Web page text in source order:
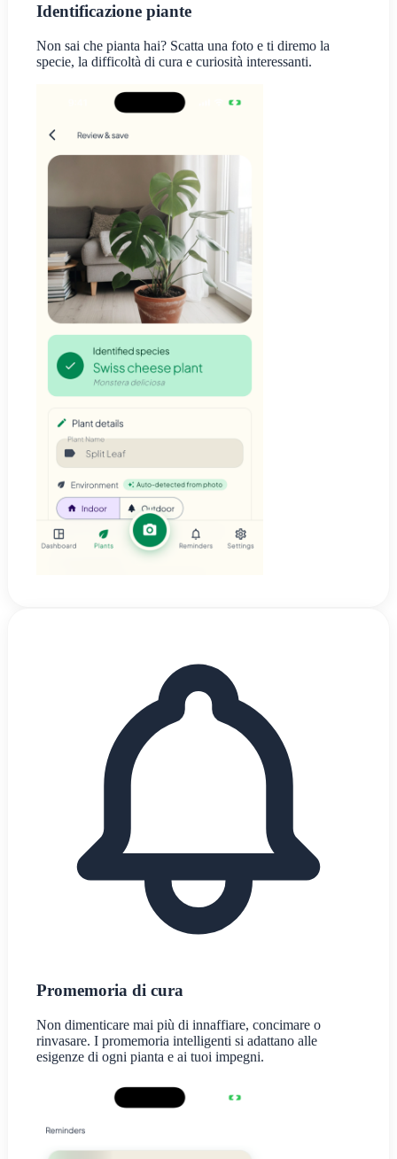
Identificazione piante
Non sai che pianta hai? Scatta una foto e ti diremo la
specie, la difficoltà di cura e curiosità interessanti.
Promemoria di cura
Non dimenticare mai più di innaffiare, concimare o
rinvasare. I promemoria intelligenti si adattano alle
esigenze di ogni pianta e ai tuoi impegni.